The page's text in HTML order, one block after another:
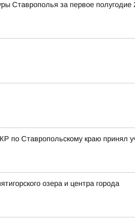
Ставрополья за первое полугодие
по Ставропольскому краю принял
озера и центра города